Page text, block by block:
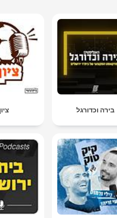
בירה וכדורגל ציון 3